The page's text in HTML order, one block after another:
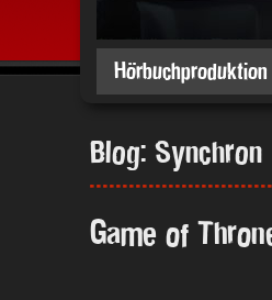
Hörbuchproduktion
Blog: Synchron
Game of